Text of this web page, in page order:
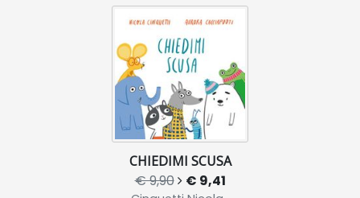
CHIEDIMI SCUSA
€ 9,90 € 9,41